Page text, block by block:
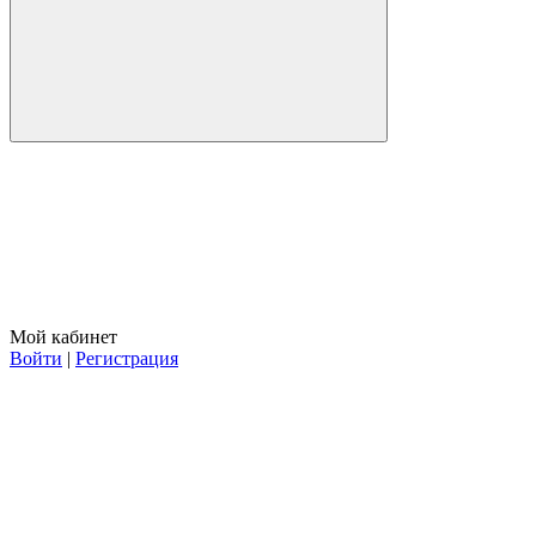
Мой кабинет
Войти | Регистрация